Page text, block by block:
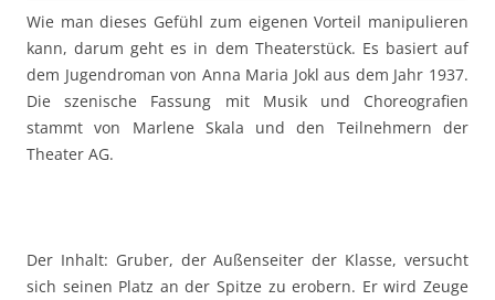
Wie man dieses Gefühl zum eigenen Vorteil manipulieren
kann, darum geht es in dem Theaterstück. Es basiert auf
dem Jugendroman von Anna Maria Jokl aus dem Jahr 1937.
Die szenische Fassung mit Musik und Choreografien
stammt von Marlene Skala und den Teilnehmern der
Theater AG.
Der Inhalt: Gruber, der Außenseiter der Klasse, versucht
sich seinen Platz an der Spitze zu erobern. Er wird Zeuge